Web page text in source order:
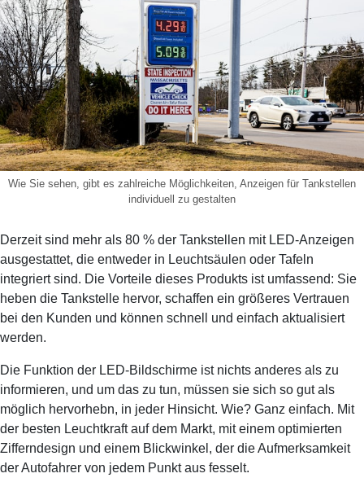
Wie Sie sehen, gibt es zahlreiche Möglichkeiten, Anzeigen für Tankstellen
individuell zu gestalten
Derzeit sind mehr als 80 % der Tankstellen mit LED-Anzeigen
ausgestattet, die entweder in Leuchtsäulen oder Tafeln
integriert sind. Die Vorteile dieses Produkts ist umfassend: Sie
heben die Tankstelle hervor, schaffen ein größeres Vertrauen
bei den Kunden und können schnell und einfach aktualisiert
werden.
Die Funktion der LED-Bildschirme ist nichts anderes als zu
informieren, und um das zu tun, müssen sie sich so gut als
möglich hervorhebn, in jeder Hinsicht. Wie? Ganz einfach. Mit
der besten Leuchtkraft auf dem Markt, mit einem optimierten
Zifferndesign und einem Blickwinkel, der die Aufmerksamkeit
der Autofahrer von jedem Punkt aus fesselt.